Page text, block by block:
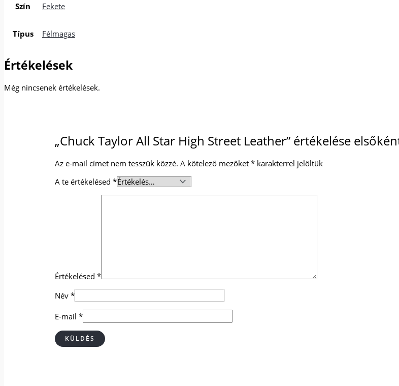
Szín Fekete
Típus Félmagas
Értékelések
Még nincsenek értékelések.
„Chuck Taylor All Star High Street Leather” értékelése
Az e-mail címet nem tesszük közzé. A kötelező mezőket* karakterrel jelöltük
A te értékelésed*
Értékelésed*
Név*
E-mail*